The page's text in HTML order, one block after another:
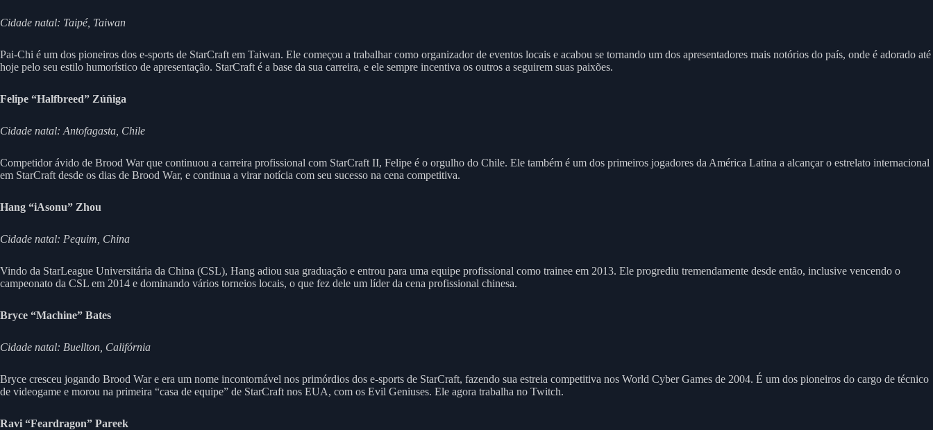
Cidade natal: Taipé, Taiwan
Pai-Chi é um dos pioneiros dos e-sports de StarCraft em Taiwan. Ele começou a trabalhar como organizador de eventos locais e acabou se tornando um dos apresentadores mais notórios do país, onde é adorado até
hoje pelo seu estilo humorístico de apresentação. StarCraft é a base da sua carreira, e ele sempre incentiva os outros a seguirem suas paixões.
Felipe “Halfbreed” Zúñiga
Cidade natal: Antofagasta, Chile
Competidor ávido de Brood War que continuou a carreira profissional com StarCraft II, Felipe é o orgulho do Chile. Ele também é um dos primeiros jogadores da América Latina a alcançar o estrelato internacional
em StarCraft desde os dias de Brood War, e continua a virar notícia com seu sucesso na cena competitiva.
Hang “iAsonu” Zhou
Cidade natal: Pequim, China
Vindo da StarLeague Universitária da China (CSL), Hang adiou sua graduação e entrou para uma equipe profissional como trainee em 2013. Ele progrediu tremendamente desde então, inclusive vencendo o
campeonato da CSL em 2014 e dominando vários torneios locais, o que fez dele um líder da cena profissional chinesa.
Bryce “Machine” Bates
Cidade natal: Buellton, Califórnia
Bryce cresceu jogando Brood War e era um nome incontornável nos primórdios dos e-sports de StarCraft, fazendo sua estreia competitiva nos World Cyber Games de 2004. É um dos pioneiros do cargo de técnico
de videogame e morou na primeira “casa de equipe” de StarCraft nos EUA, com os Evil Geniuses. Ele agora trabalha no Twitch.
Ravi “Feardragon” Pareek